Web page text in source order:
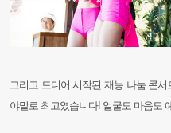
그리고 드디어 시작된 재능 나눔 콘
야말로 최고였습니다! 얼굴도 마음도